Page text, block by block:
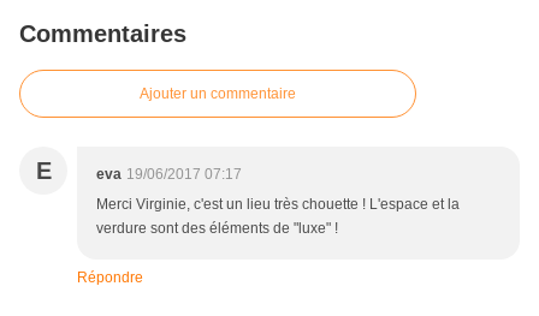
Commentaires
Ajouter un commentaire
E eva 19/06/2017 07:17
Merci Virginie, c'est un lieu très chouette ! L'espace et la
verdure sont des éléments de "luxe" !
Répondre